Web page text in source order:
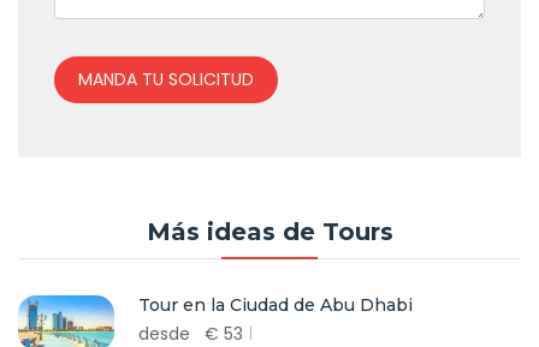
MANDA TU SOLICITUD
Más ideas de Tours
Tour en la Ciudad de Abu Dhabi
desde € 53